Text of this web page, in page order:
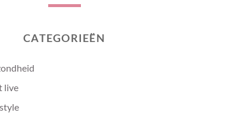
CATEGORIEËN
live